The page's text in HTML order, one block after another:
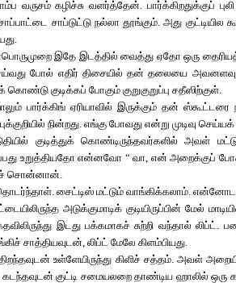
வருசம் கழிச்சு வளர்த்தேன். பார்க்கிறதுக்குப்
சாப்டுட்டு நல்லா தூங்கும். அது
இதே இடத்தில் வைத்து ஏதோ ஒரு
போல் எதிர் திசையில் தன் தலையை
குடிக்கப் போகும் குறுகுறுப்பு சதீஸிற்குள்.
பார்க்கிங் ஏரியாவில் இருக்கும் தன்
நின்றது. எங்கு போவது என்று முடிவு
குடித்துக் கொண்டிருந்தவர்களில்
உறுத்தியதோ என்னவோ “ வா, என் அறைக்குப்
சொன்னான்.
சைட்டிஸ் மட்டும் வாங்கிக்கலாம். என்னோட
அடுக்குமாடிக் குடியிருப்பின் மேல்
இடது பக்கமாகச் சுற்றி வந்தால் லிப்ட்.
சாத்தியவுடன், லிப்ட் மேலே கிளம்பியது.
உள்ளேயிருந்து கிளிச் சத்தம். அவள்
குட்டி சமையலறை தாண்டிய ஹாலில் ஒரு